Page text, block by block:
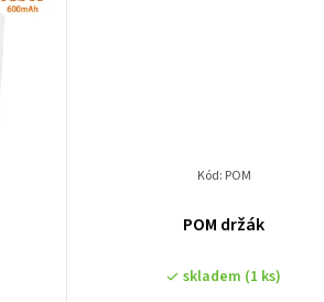
POM držák
skladem (1 ks)
Kód: POM